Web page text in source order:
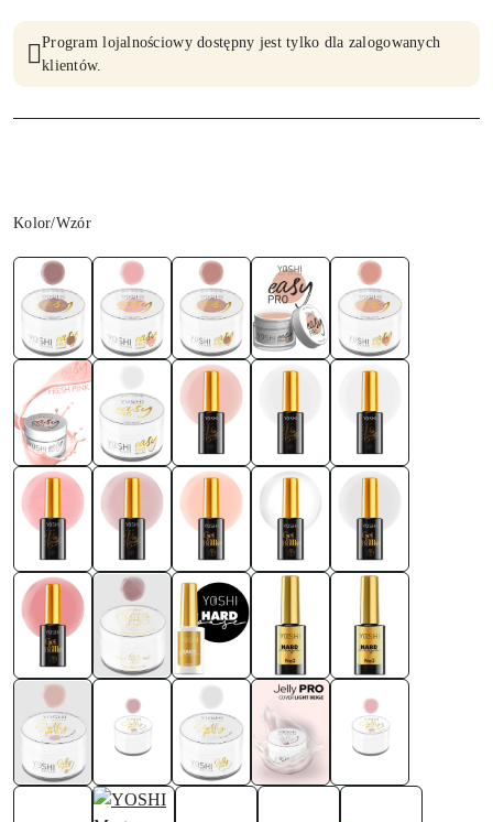
Program lojalnościowy dostępny jest tylko dla zalogowanych
klientów.
Wariant
Kolor/Wzór